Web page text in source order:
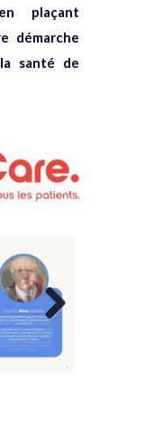
plaçant
démarche
santé de
Next